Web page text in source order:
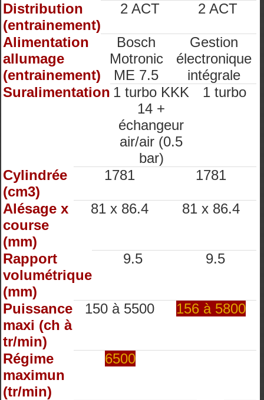
Distribution
(entrainement)
2 ACT 2 ACT
Alimentation
allumage
(entrainement)
Bosch
Motronic
ME 7.5
Gestion
électronique
intégrale
Suralimentation 1 turbo KKK
14 +
échangeur
air/air (0.5
bar)
1 turbo
Cylindrée
(cm3)
1781 1781
Alésage x
course
(mm)
81 x 86.4 81 x 86.4
Rapport
volumétrique
(mm)
9.5 9.5
Puissance
maxi (ch à
tr/min)
150 à 5500 156 à 5800
Régime
maximun
(tr/min)
6500